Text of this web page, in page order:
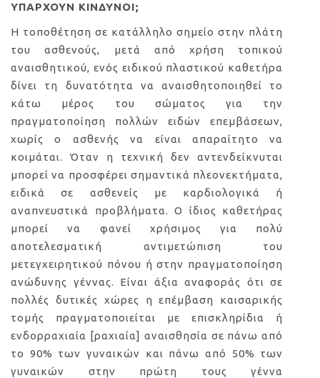
ΥΠΑΡΧΟΥΝ ΚΙΝΔΥΝΟΙ;
Η τοποθέτηση σε κατάλληλο σημείο στην πλάτη
του ασθενούς, μετά από χρήση τοπικού
αναισθητικού, ενός ειδικού πλαστικού καθετήρα
δίνει τη δυνατότητα να αναισθητοποιηθεί το
κάτω μέρος του σώματος για την
πραγματοποίηση πολλών ειδών επεμβάσεων,
χωρίς ο ασθενής να είναι απαραίτητο να
κοιμάται. Όταν η τεχνική δεν αντενδείκνυται
μπορεί να προσφέρει σημαντικά πλεονεκτήματα,
ειδικά σε ασθενείς με καρδιολογικά ή
αναπνευστικά προβλήματα. Ο ίδιος καθετήρας
μπορεί να φανεί χρήσιμος για πολύ
αποτελεσματική αντιμετώπιση του
μετεγχειρητικού πόνου ή στην πραγματοποίηση
ανώδυνης γέννας. Είναι άξια αναφοράς ότι σε
πολλές δυτικές χώρες η επέμβαση καισαρικής
τομής πραγματοποιείται με επισκληρίδια ή
ενδορραχιαία [ραχιαία] αναισθησία σε πάνω από
το 90% των γυναικών και πάνω από 50% των
γυναικών στην πρώτη τους γέννα